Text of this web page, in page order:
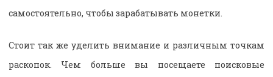
самостоятельно, чтобы зарабатывать монетки.
Стоит так же уделить внимание и различным точкам
раскопок. Чем больше вы посещаете поисковые